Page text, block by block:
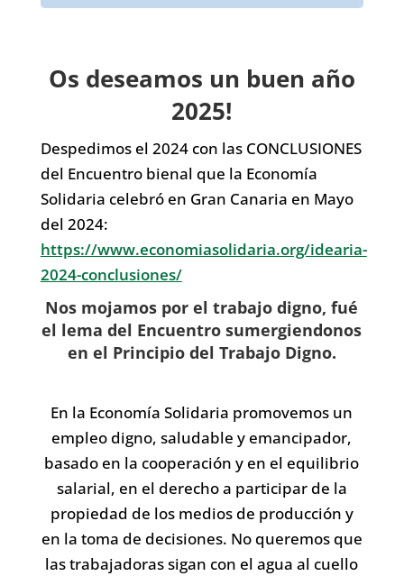
Os deseamos un buen año
2025!
Despedimos el 2024 con las CONCLUSIONES
del Encuentro bienal que la Economía
Solidaria celebró en Gran Canaria en Mayo
del 2024:
https://www.economiasolidaria.org/idearia-
2024-conclusiones/
Nos mojamos por el trabajo digno, fué
el lema del Encuentro sumergiendonos
en el Principio del Trabajo Digno.
En la Economía Solidaria promovemos un
empleo digno, saludable y emancipador,
basado en la cooperación y en el equilibrio
salarial, en el derecho a participar de la
propiedad de los medios de producción y
en la toma de decisiones. No queremos que
las trabajadoras sigan con el agua al cuello